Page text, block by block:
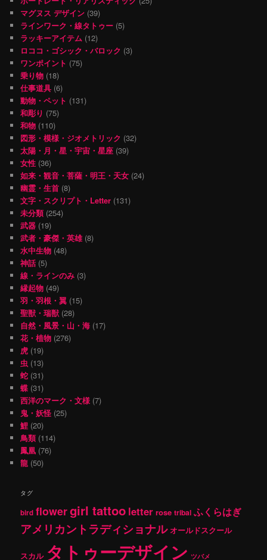
マグヌス デザイン (39)
ラインワーク・線タトゥー (5)
ラッキーアイテム (12)
ロココ・ゴシック・バロック (3)
ワンポイント (75)
乗り物 (18)
仕事道具 (6)
動物・ペット (131)
和彫り (75)
和物 (110)
図形・模様・ジオメトリック (32)
太陽・月・星・宇宙・星座 (39)
女性 (36)
如来・観音・菩薩・明王・天女 (24)
幽霊・生首 (8)
文字・スクリプト・Letter (131)
未分類(254)
武器 (19)
武者・豪傑・英雄(8)
水中生物 (48)
神話 (5)
線・ラインのみ (3)
縁起物 (49)
羽・羽根・翼 (15)
聖獣・瑞獣 (28)
自然・風景・山・海 (17)
花・植物 (276)
虎 (19)
虫 (13)
蛇 (31)
蝶 (31)
西洋のマーク・文様 (7)
鬼・妖怪 (25)
鯉 (20)
鳥類(114)
鳳凰 (76)
龍 (50)
タグ
bird flowergirl tattoo letter rose tribal ふくらはぎ
アメリカントラディショナル オールドスクール
スカル タトゥーデザイン ツバメ